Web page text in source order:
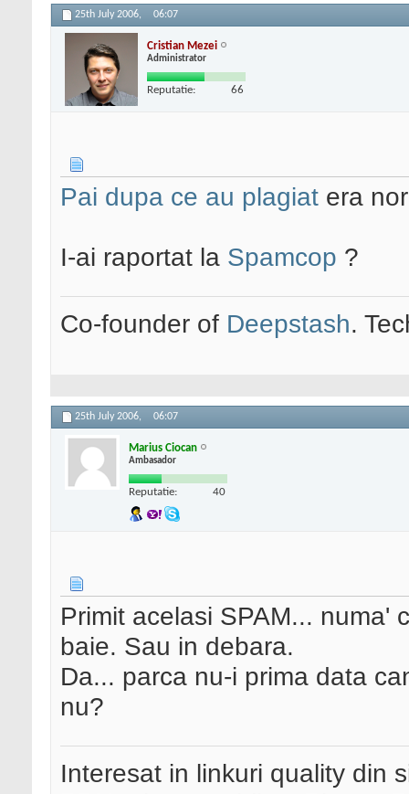
25th July 2006, 06:07
Cristian Mezei
Administrator
Reputatie: 66
Pai dupa ce au plagiat era
I-ai raportat la Spamcop ?
Co-founder of Deepstash.
25th July 2006, 06:07
Marius Ciocan
Ambasador
Reputatie: 40
Primit acelasi SPAM... numa'
baie. Sau in debara.
Da... parca nu-i prima data
nu?
Interesat in linkuri quality din